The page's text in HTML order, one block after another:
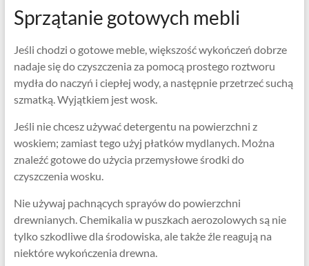
Sprzątanie gotowych mebli
Jeśli chodzi o gotowe meble, większość wykończeń dobrze
nadaje się do czyszczenia za pomocą prostego roztworu
mydła do naczyń i ciepłej wody, a następnie przetrzeć suchą
szmatką. Wyjątkiem jest wosk.
Jeśli nie chcesz używać detergentu na powierzchni z
woskiem; zamiast tego użyj płatków mydlanych. Można
znaleźć gotowe do użycia przemysłowe środki do
czyszczenia wosku.
Nie używaj pachnących sprayów do powierzchni
drewnianych. Chemikalia w puszkach aerozolowych są nie
tylko szkodliwe dla środowiska, ale także źle reagują na
niektóre wykończenia drewna.